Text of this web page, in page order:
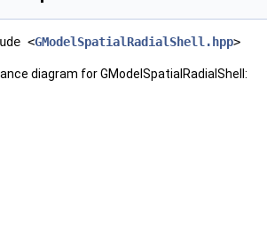
<GModelSpatialRadialShell.hpp>
diagram for GModelSpatialRadialShell: